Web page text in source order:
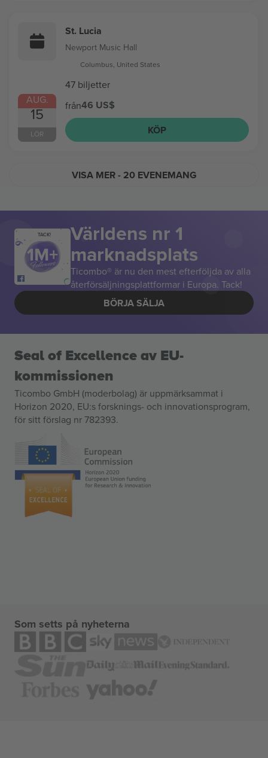
AUG.
15
LÖR
St. Lucia
Newport Music Hall
Columbus, United States
47 biljetter
från46 US$
KÖP
VISA MER- 20 EVENEMANG
TACK! Världens nr 1
marknadsplats
Ticombo® är nu den mest efterföljda av alla
återförsäljningsplattformar i Europa. Tack!
BÖRJA SÄLJA
Seal of Excellence av EU-
kommissionen
Ticombo GmbH (moderbolag) är uppmärksammat i
Horizon 2020, EU:s forsknings- och innovationsprogram,
för sitt förslag nr 782393.
Som setts på nyheterna